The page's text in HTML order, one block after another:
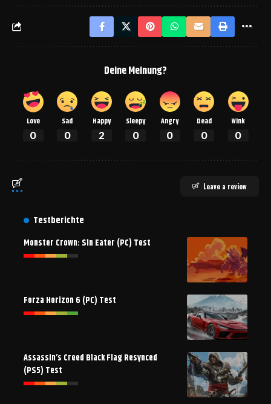
Deine Meinung?
Love
0
Sad
0
Happy
2
Sleepy
0
Angry
0
Dead
0
Wink
0
Leave a review
Testberichte
Monster Crown: Sin Eater (PC) Test
Forza Horizon 6 (PC) Test
Assassin’s Creed Black Flag Resynced
(PS5) Test